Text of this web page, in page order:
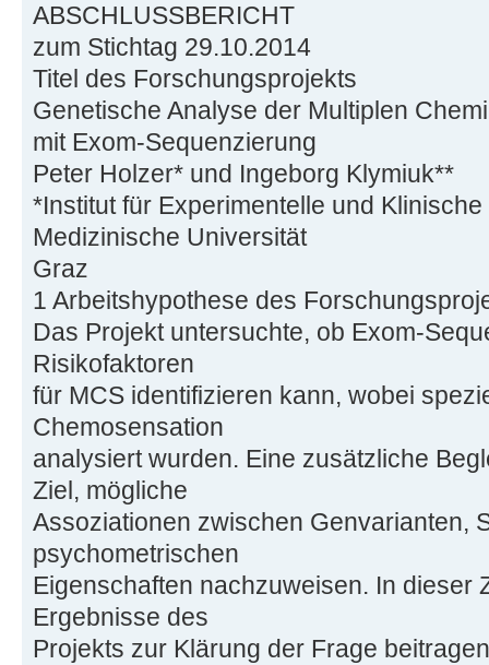
ABSCHLUSSBERICHT
zum Stichtag 29.10.2014
Titel des Forschungsprojekts
Genetische Analyse der Multiplen
mit Exom-Sequenzierung
Peter Holzer* und Ingeborg Klymiuk**
*Institut für Experimentelle und
Medizinische Universität
Graz
1 Arbeitshypothese des
Das Projekt untersuchte, ob Exom-
Risikofaktoren
für MCS identifizieren kann, wobei
Chemosensation
analysiert wurden. Eine zusätzliche
Ziel, mögliche
Assoziationen zwischen Genvarianten,
psychometrischen
Eigenschaften nachzuweisen. In dieser
Ergebnisse des
Projekts zur Klärung der Frage